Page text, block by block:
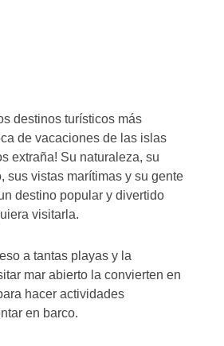
destinos turísticos más
de vacaciones de las islas
extraña! Su naturaleza, su
sus vistas marítimas y su gente
destino popular y divertido
visitarla.
a tantas playas y la
mar abierto la convierten en
hacer actividades
en barco.